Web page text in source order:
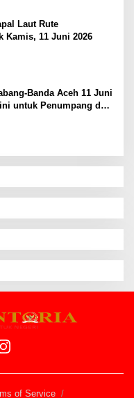
Laut Rute
Kamis, 11 Juni 2026
Banda Aceh 11 Juni
untuk Penumpang dan
of Service